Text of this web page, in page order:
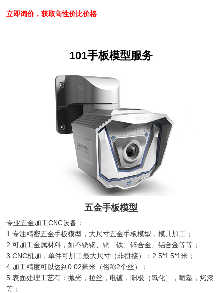
立即询价，获取高性价比价格
101手板模型服务
五金手板模型
专业五金加工CNC设备：
1.专注精密五金手板模型，大尺寸五金手板模型，模具加工；
2.可加工金属材料，如不锈钢、铜、铁、锌合金、铝合金等等；
3.CNC机加，单件可加工最大尺寸（非拼接）：2.5*1.5*1米；
4.加工精度可以达到0.02毫米（俗称2个丝）；
5.表面处理工艺有：抛光，拉丝，电镀，阳极（氧化），喷塑，烤漆
等；